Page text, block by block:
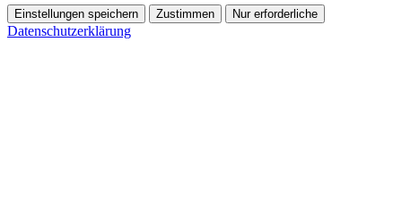
Einstellungen speichern Zustimmen Nur erforderliche
Datenschutzerklärung